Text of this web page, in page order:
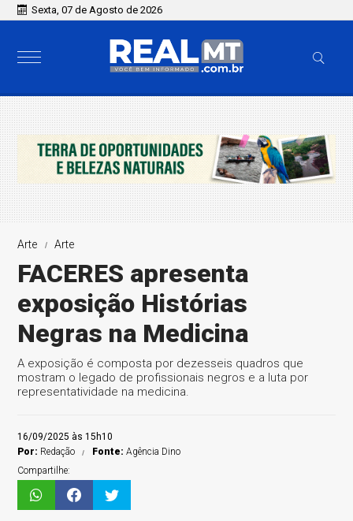
Sexta, 07 de Agosto de 2026
Arte Arte
FACERES apresenta
exposição Histórias
Negras na Medicina
A exposição é composta por dezesseis quadros que
mostram o legado de profissionais negros e a luta por
representatividade na medicina.
16/09/2025 às 15h10
Por: Redação Fonte:Agência Dino
Compartilhe: